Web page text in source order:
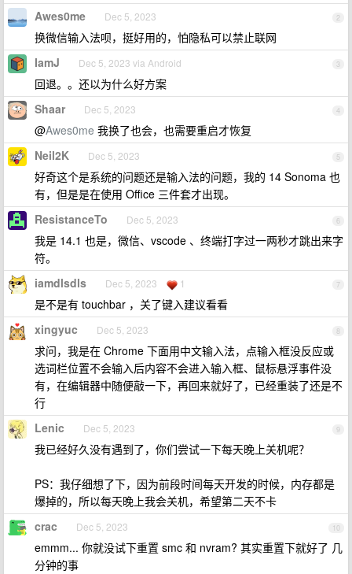
2
Awes0me Dec 5, 2023
换微信输入法呗，挺好用的，怕隐私可以禁止联网
3
IamJ Dec 5, 2023 via Android
回退。。还以为什么好方案
4
Shaar Dec 5, 2023
@Awes0me 我换了也会，也需要重启才恢复
5
Neil2K Dec 5, 2023
好奇这个是系统的问题还是输入法的问题，我的 14 Sonoma 也
有，但是是在使用 Office 三件套才出现。
6
ResistanceTo Dec 5, 2023
我是 14.1 也是，微信、vscode 、终端打字过一两秒才跳出来字
符。
7
iamdlsdls Dec 5, 2023 1
是不是有 touchbar ，关了键入建议看看
8
xingyuc Dec 5, 2023
求问，我是在 Chrome 下面用中文输入法，点输入框没反应或
选词栏位置不会输入后内容不会进入输入框、鼠标悬浮事件没
有，在编辑器中随便敲一下，再回来就好了，已经重装了还是不
行
9
Lenic Dec 5, 2023
我已经好久没有遇到了，你们尝试一下每天晚上关机呢？
PS：我仔细想了下，因为前段时间每天开发的时候，内存都是
爆掉的，所以每天晚上我会关机，希望第二天不卡
10
crac Dec 5, 2023
emmm... 你就没试下重置 smc 和 nvram? 其实重置下就好了 几
分钟的事